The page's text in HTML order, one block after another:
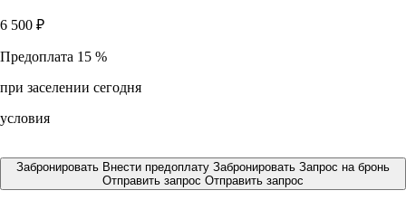
6 500 ₽
Предоплата 15 %
при заселении сегодня
условия
Забронировать Внести предоплату Забронировать Запрос на бронь
Отправить запрос Отправить запрос